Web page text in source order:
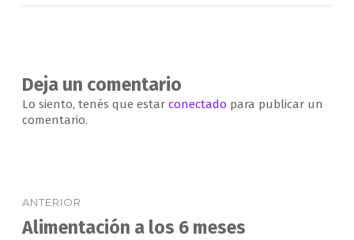
Deja un comentario
Lo siento, tenés que estar conectado para publicar un
comentario.
de
ANTERIOR
Entrada
Alimentación a los 6 meses